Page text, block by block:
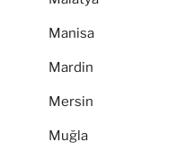
Manisa
Mardin
Mersin
Muğla